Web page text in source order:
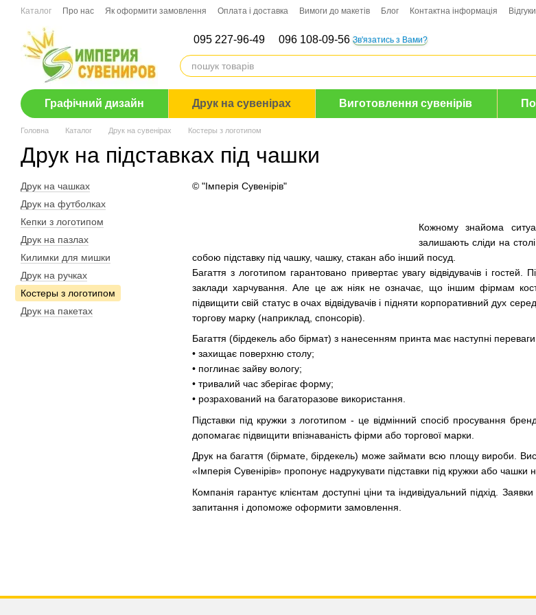
Перейти до основного контенту
Каталог Про нас Як оформити замовлення Оплата і доставка Вимоги до макетів Блог Контактна інформація Відгуки
095 227-96-49 096 108-09-56 Зв'язатись з Вами?
Графічний дизайн Друк на сувенірах Виготовлення сувенірів
Головна Каталог Друк на сувенірах Костеры з логотипом
Друк на підставках під чашки
Кожному знайома
залишають сліди на
собою підставку під чашку, чашку, стакан або інший посуд.
Багаття з логотипом гарантовано привертає увагу відвідувачів і
заклади харчування. Але це аж ніяк не означає, що іншим фірмам
підвищити свій статус в очах відвідувачів і підняти корпоративний дух
торгову марку (наприклад, спонсорів).
Багаття (бірдекель або бірмат) з нанесенням принта має наступні
• захищає поверхню столу;
• поглинає зайву вологу;
• тривалий час зберігає форму;
• розрахований на багаторазове використання.
Підставки під кружки з логотипом - це відмінний спосіб просування
допомагає підвищити впізнаваність фірми або торгової марки.
Друк на багаття (бірмате, бірдекель) може займати всю площу вироби.
«Імперія Сувенірів» пропонує надрукувати підставки під кружки або
Компанія гарантує клієнтам доступні ціни та індивідуальний підхід.
запитання і допоможе оформити замовлення.
© "Імперія Сувенірів"
Друк на чашках
Друк на футболках
Кепки з логотипом
Друк на пазлах
Килимки для мишки
Друк на ручках
Костеры з логотипом
Друк на пакетах